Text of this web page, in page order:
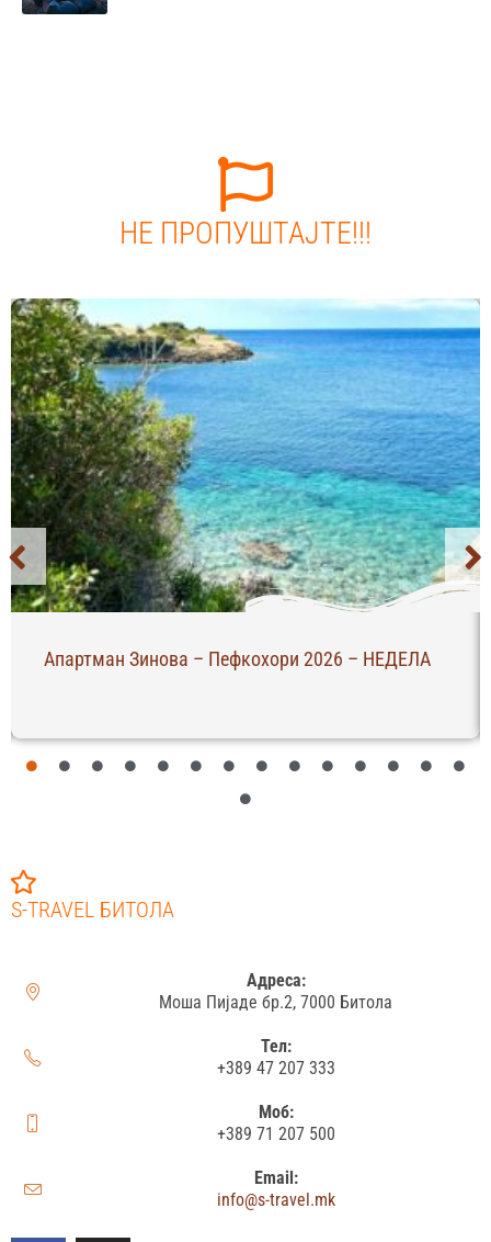
НЕ ПРОПУШТАЈТЕ!!!
Апартман Зинова – Пефкохори 2026 – НЕДЕЛА
S-TRAVEL БИТОЛА
Адреса:
Моша Пијаде бр.2, 7000 Битола
Тел:
+389 47 207 333
Моб:
+389 71 207 500
Email:
info@s-travel.mk